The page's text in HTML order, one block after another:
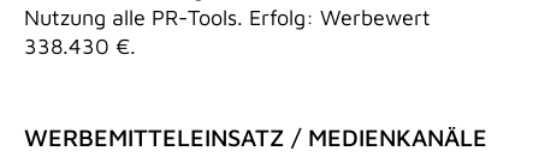
Nutzung alle PR-Tools. Erfolg: Werbewert
338.430 €.
WERBEMITTELEINSATZ / MEDIENKANÄLE